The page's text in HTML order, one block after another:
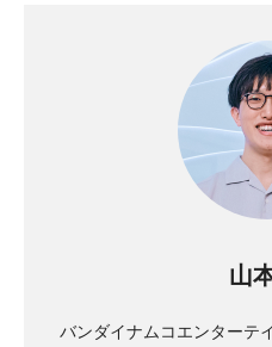
山
バンダイナムコエンターテ